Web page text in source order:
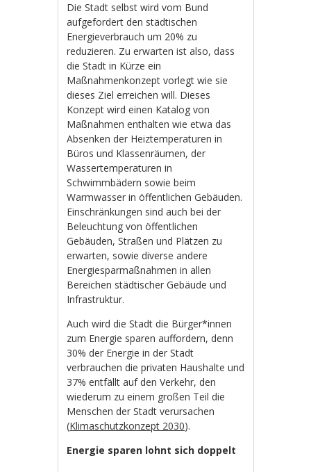
Die Stadt selbst wird vom Bund
aufgefordert den städtischen
Energieverbrauch um 20% zu
reduzieren. Zu erwarten ist also, dass
die Stadt in Kürze ein
Maßnahmenkonzept vorlegt wie sie
dieses Ziel erreichen will. Dieses
Konzept wird einen Katalog von
Maßnahmen enthalten wie etwa das
Absenken der Heiztemperaturen in
Büros und Klassenräumen, der
Wassertemperaturen in
Schwimmbädern sowie beim
Warmwasser in öffentlichen Gebäuden.
Einschränkungen sind auch bei der
Beleuchtung von öffentlichen
Gebäuden, Straßen und Plätzen zu
erwarten, sowie diverse andere
Energiesparmaßnahmen in allen
Bereichen städtischer Gebäude und
Infrastruktur.
Auch wird die Stadt die Bürger*innen
zum Energie sparen auffordern, denn
30% der Energie in der Stadt
verbrauchen die privaten Haushalte und
37% entfällt auf den Verkehr, den
wiederum zu einem großen Teil die
Menschen der Stadt verursachen
(Klimaschutzkonzept 2030).
Energie sparen lohnt sich doppelt